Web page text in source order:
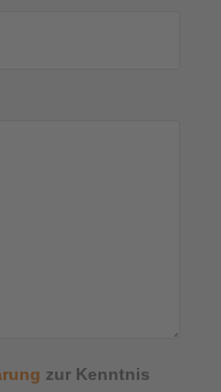
zur Kenntnis